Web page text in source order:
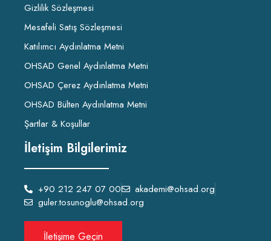
Gizlilik Sözleşmesi
Mesafeli Satış Sözleşmesi
Katılımcı Aydınlatma Metni
OHSAD Genel Aydınlatma Metni
OHSAD Çerez Aydınlatma Metni
OHSAD Bülten Aydınlatma Metni
Şartlar & Koşullar
İletişim Bilgilerimiz
+90 212 247 07 00
akademi@ohsad.org
guler.tosunoglu@ohsad.org
İletişime Geçin